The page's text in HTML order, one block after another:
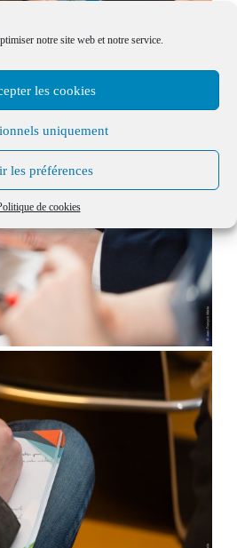
notre site web et notre service.
les cookies
uniquement
les préférences
de cookies